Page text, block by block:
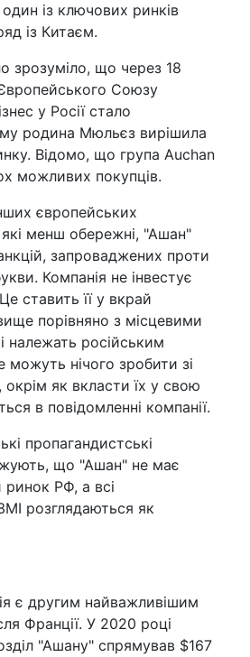
із ключових ринків
із Китаєм.
зрозуміло, що через 18
Союзу
у Росії стало
родина Мюльєз вирішила
Відомо, що група Auchan
можливих покупців.
європейських
менш обережні, "Ашан"
запроваджених проти
Компанія не інвестує
ставить її у вкрай
порівняно з місцевими
належать російським
можуть нічого зробити зі
як вкласти їх у свою
в повідомленні компанії.
пропагандистські
що "Ашан" не має
ринок РФ, а всі
розглядаються як
є другим найважливішим
Франції. У 2020 році
"Ашану" спрямував $167